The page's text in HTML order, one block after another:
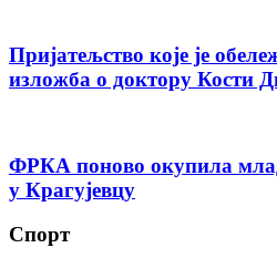
Пријатељство које је
изложба о доктору Кости
ФРКА поново окупила
у Крагујевцу
Спорт